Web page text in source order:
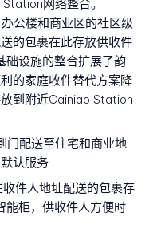
网络整合。
公楼和商业区的社区级
的包裹在此存放供收件
础设施的整合扩展了韵
的家庭收件替代方案降
到附近Cainiao Station
门配送至住宅和商业地
认服务
收件人地址配送的包裹存
能柜，供收件人方便时